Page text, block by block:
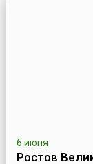
6 июня
Ростов